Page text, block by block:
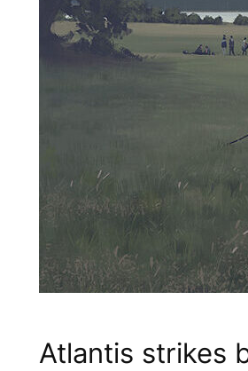
Atlantis strikes